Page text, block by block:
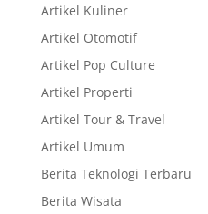
Artikel Kuliner
Artikel Otomotif
Artikel Pop Culture
Artikel Properti
Artikel Tour & Travel
Artikel Umum
Berita Teknologi Terbaru
Berita Wisata